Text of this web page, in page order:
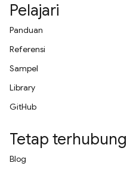
Pelajari
Panduan
Referensi
Sampel
Library
GitHub
Tetap terhubung
Blog